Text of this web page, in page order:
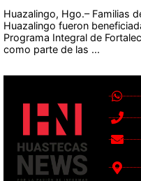
Huazalingo, Hgo.– Familias
Huazalingo fueron
Programa Integral de
como parte de las ...